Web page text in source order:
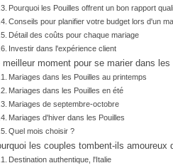
Pourquoi les Pouilles offrent un bon rapport
Conseils pour planifier votre budget lors d'un
Détail des coûts pour chaque mariage
Investir dans l'expérience client
meilleur moment pour se marier dans les
Mariages dans les Pouilles au printemps
Mariages dans les Pouilles en été
Mariages de septembre-octobre
Mariages d'hiver dans les Pouilles
Quel mois choisir ?
les couples tombent-ils amoureux
Destination authentique, l'Italie